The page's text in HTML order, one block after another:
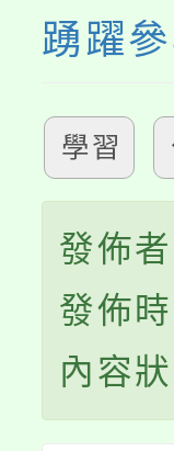
踴躍
學習
發佈
發佈
內容